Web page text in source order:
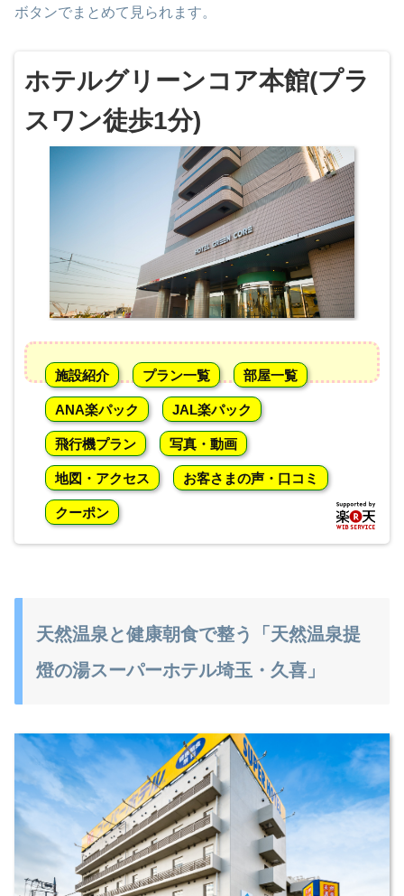
ボタンでまとめて見られます。
ホテルグリーンコア本館(プラ
スワン徒歩1分)
施設紹介 プラン一覧 部屋一覧
ANA楽パック JAL楽パック
飛行機プラン 写真・動画
地図・アクセス お客さまの声・口コミ
クーポン
天然温泉と健康朝食で整う「天然温泉提
燈の湯スーパーホテル埼玉・久喜」